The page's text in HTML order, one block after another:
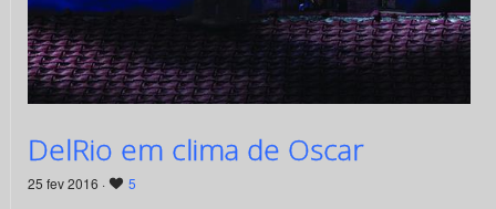
DelRio em clima de Oscar
25 fev 2016 · 5